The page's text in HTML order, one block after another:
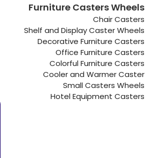
Furniture Casters Wheels
Chair Casters
Shelf and Display Caster Wheels
Decorative Furniture Casters
Office Furniture Casters
Colorful Furniture Casters
Cooler and Warmer Caster
Small Casters Wheels
Hotel Equipment Casters